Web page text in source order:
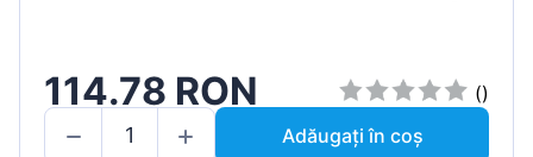
114.78 RON
()
Adăugați în coș